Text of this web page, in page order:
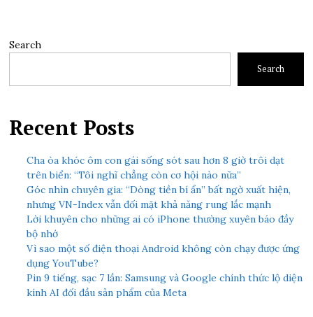
Search
Search
Recent Posts
Cha òa khóc ôm con gái sống sót sau hơn 8 giờ trôi dạt
trên biển: “Tôi nghĩ chẳng còn cơ hội nào nữa”
Góc nhìn chuyên gia: “Dòng tiền bí ẩn” bất ngờ xuất hiện,
nhưng VN-Index vẫn đối mặt khả năng rung lắc mạnh
Lời khuyên cho những ai có iPhone thường xuyên báo đầy
bộ nhớ
Vì sao một số điện thoại Android không còn chạy được ứng
dụng YouTube?
Pin 9 tiếng, sạc 7 lần: Samsung và Google chính thức lộ diện
kính AI đối đầu sản phẩm của Meta